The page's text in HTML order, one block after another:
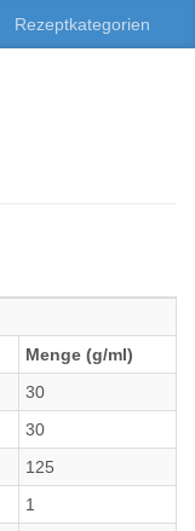
Rezeptkategorien
Menge (g/ml)
30
30
125
1